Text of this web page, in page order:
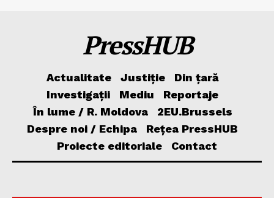
PressHUB
Actualitate Justiție
Din țară
Investigații
Mediu
Reportaje
În lume / R. Moldova
2EU.Brussels
Despre noi / Echipa
Rețea PressHUB
Proiecte editoriale
Contact